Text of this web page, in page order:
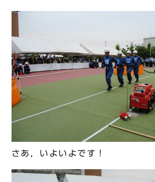
さあ，いよいよです！